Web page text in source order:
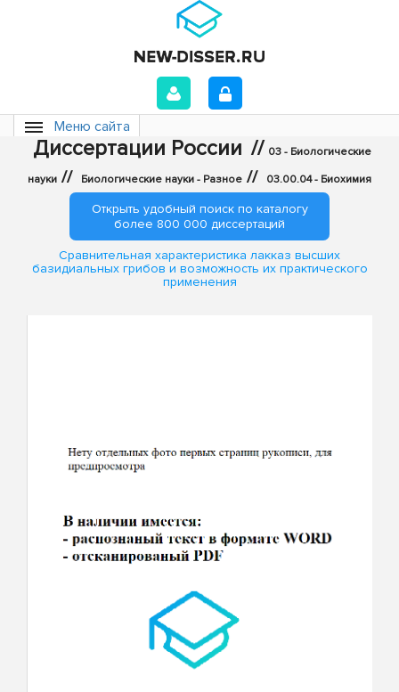
Меню сайта
Диссертации России // 03 - Биологические
науки // Биологические науки - Разное // 03.00.04 - Биохимия
Открыть удобный поиск по каталогу
более 800 000 диссертаций
Сравнительная характеристика лакказ высших
базидиальных грибов и возможность их практического
применения